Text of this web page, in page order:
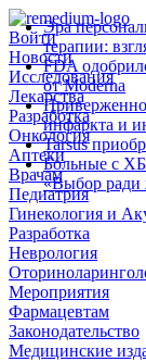
Войти
Новости
Исследования
Лекарства
Разработка
Онкология
Аптеки
Врачам
Педиатрия
Гинекология и
Разработка
Неврология
Мероприятия
Фармацевтам
Законодательство
Медицинские
Эра
терапии:
FDA
от Moderna
инфаркта и
Tarsus
Больные с
«Выбор ради